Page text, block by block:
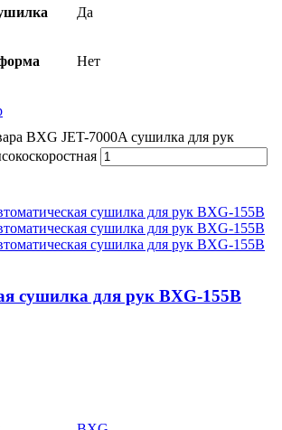
Да
Нет
BXG JET-7000A сушилка для рук
сушилка для рук BXG-155B